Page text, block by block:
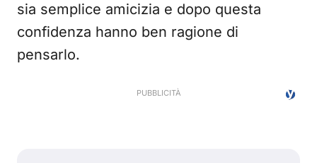
sia semplice amicizia e dopo questa
confidenza hanno ben ragione di
pensarlo.